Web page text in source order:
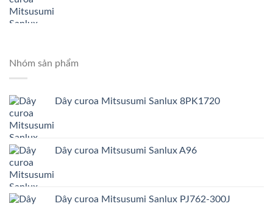
Nhóm sản phẩm
Dây curoa Mitsusumi Sanlux 8PK1720
Dây curoa Mitsusumi Sanlux A96
Dây curoa Mitsusumi Sanlux PJ762-300J